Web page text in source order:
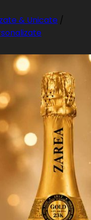
& Unicate /